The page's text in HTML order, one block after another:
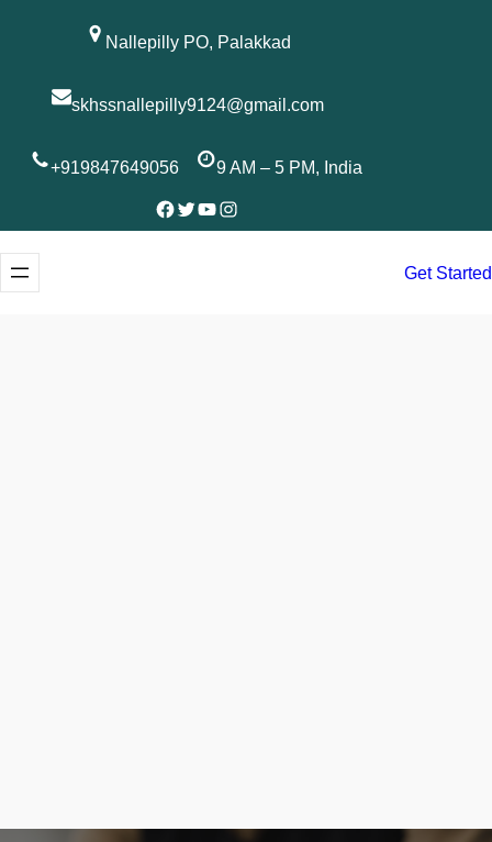
Nallepilly PO, Palakkad
skhssnallepilly9124@gmail.com
+919847649056 9 AM – 5 PM, India
Facebook
Twitter
YouTube
Instagram
Get Started